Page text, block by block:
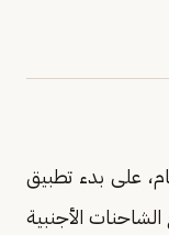
العامة للنقل إنه يتبقى 5 أيام، على بدء تطبيق
الشاحنات الأجنبية